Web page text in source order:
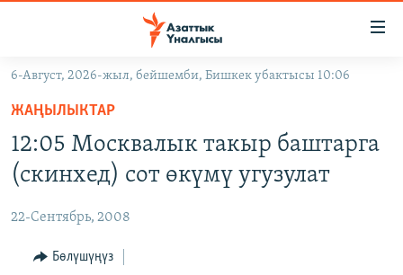
Навигацияга
өтүңүз
салыңыз
ЭКОНОМИКА
МАДАНИЯТ
ДҮЙНӨ
БОРБОР АЗИЯ
УКРАИНА
АТАЙЫН ИЛИКТӨӨ
ТВ ПРОГРАММАЛАР
6-Август, 2026-жыл, бейшемби, Бишкек убактысы 10:06
ЖАҢЫЛЫКТАР
12:05 Москвалык такыр баштарга
(скинхед) сот өкүмү угузулат
22-Сентябрь, 2008
Бөлүшүңүз